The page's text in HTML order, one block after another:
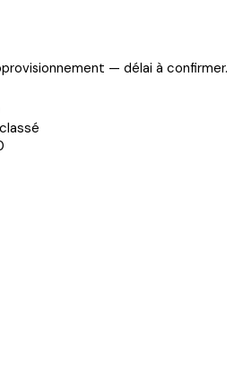
— délai à confirmer.